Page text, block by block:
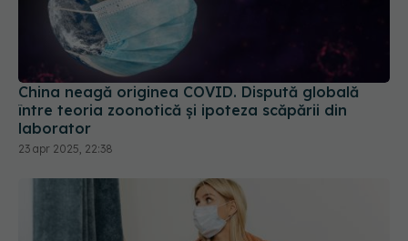
China neagă originea COVID. Dispută globală
între teoria zoonotică și ipoteza scăpării din
laborator
23 apr 2025, 22:38